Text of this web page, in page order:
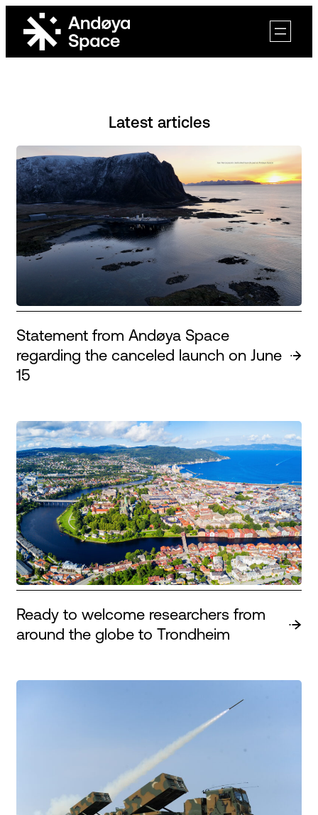
content
Latest articles
Statement from Andøya Space
regarding the canceled launch on June
15
Ready to welcome researchers from
around the globe to Trondheim